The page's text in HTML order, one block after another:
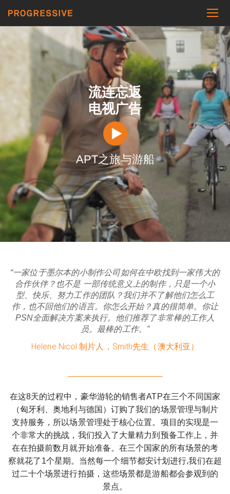
流连忘返
电视广告
APT之旅与游船
“一家位于墨尔本的小制作公司如何在中欧找到一家伟大的
合作伙伴？也不是 一部传统意义上的制作，只是一个小
型、快乐、努力工作的团队？我们并不了解他们怎么工
作，也不回他们的语言。你怎么开始？真的很简单。你让
PSN全面解决方案来执行。他们推荐了非常棒的工作人
员。最棒的工作。”
Helene Nicol 制片人，Smith先生（澳大利亚）
在这8天的过程中，豪华游轮的销售者ATP在三个不同国家
（匈牙利、奥地利与德国）订购了我们的场景管理与制片
支持服务，所以场景管理处于核心位置。项目的实现是一
个非常大的挑战，我们投入了大量精力到预备工作上，并
在在拍摄前数月就开始准备。在三个国家的所有场景的考
察就花了1个星期。当然每一个细节都安计划进行,我们在超
过二十个场景进行拍摄，这些场景都是游船都会参观到的
景点。